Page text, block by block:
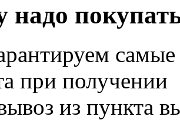
надо
при получении
из пункта